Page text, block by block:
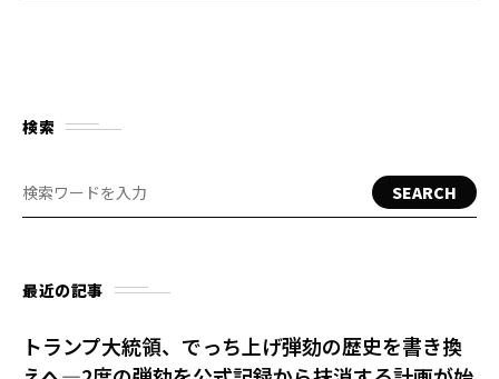
検索
SEARCH
最近の記事
トランプ大統領、でっち上げ弾劾の歴史を書き換